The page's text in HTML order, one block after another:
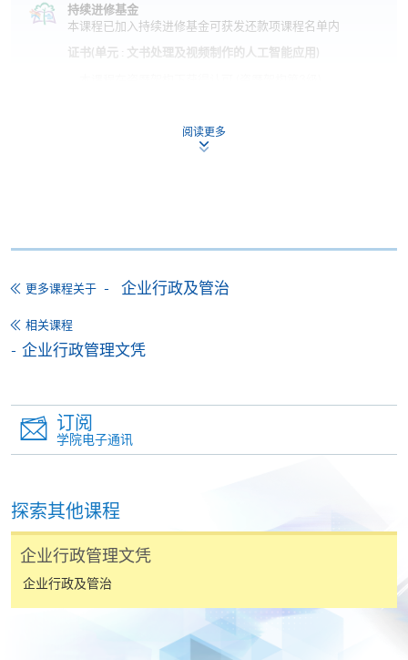
持续进修基金
本课程已加入持续进修基金可获发还款项课程名单内
证书(单元 : 文书处理及视频制作的人工智能应用)
网上报名 立即报名
申请表
付款方法
1. 现金、「易办事」（EPS）、微信支付
(WeChat Pay) 或支付宝(Alipay)
（Alipay） 缴付学费。
2. 支票或银行本票
如以划线支票或银行本票缴付，抬头请注明「香港大
学专业进修学院」。支票背面请写上课程名称及申请
阅读更多
更多课程关于 企业行政及管治
相关课程
企业行政管理文凭
订阅
学院电子通讯
探索其他课程
企业行政管理文凭
企业行政及管治